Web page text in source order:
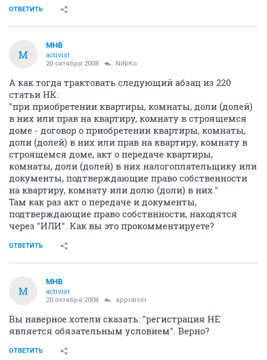
ОТВЕТИТЬ
М
МНВ
activist
20 октября 2008 NiNiKo
А как тогда трактовать следующий абзац из 220
статьи НК:
"при приобретении квартиры, комнаты, доли (долей)
в них или прав на квартиру, комнату в строящемся
доме - договор о приобретении квартиры, комнаты,
доли (долей) в них или прав на квартиру, комнату в
строящемся доме, акт о передаче квартиры,
комнаты, доли (долей) в них налогоплательщику или
документы, подтверждающие право собственности
на квартиру, комнату или долю (доли) в них."
Там как раз акт о передаче и документы,
подтверждающие право собствнности, находятся
через "ИЛИ". Как вы это прокомментируете?
ОТВЕТИТЬ
М
МНВ
activist
20 октября 2008 appraiser
Вы наверное хотели сказать: "регистрация НЕ
является обязательным условием". Верно?
ОТВЕТИТЬ